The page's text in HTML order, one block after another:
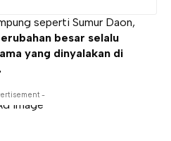
seperti Sumur Daon,
besar selalu
yang dinyalakan di
-